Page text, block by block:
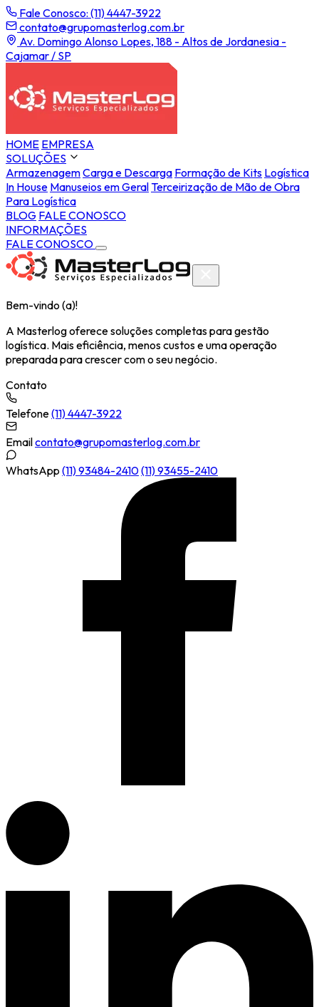
Fale Conosco: (11) 4447-3922
contato@grupomasterlog.com.br
Av. Domingo Alonso Lopes, 188 - Altos de Jordanesia -
Cajamar / SP
HOME EMPRESA
SOLUÇÕES
ArmazenagemCarga e Descarga Formação de Kits Logística
In House Manuseios em GeralTerceirização de Mão de Obra
Para Logística
BLOG FALE CONOSCO
INFORMAÇÕES
FALE CONOSCO
Bem-vindo (a)!
A Masterlog oferece soluções completas para gestão
logística. Mais eficiência, menos custos e uma operação
preparada para crescer com o seu negócio.
Contato
Telefone(11) 4447-3922
Emailcontato@grupomasterlog.com.br
WhatsApp (11) 93484-2410(11) 93455-2410